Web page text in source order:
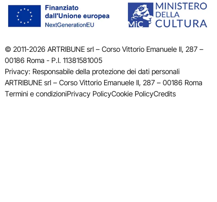
© 2011-2026 ARTRIBUNE srl – Corso Vittorio Emanuele II, 287 –
00186 Roma - P.I. 11381581005
Privacy: Responsabile della protezione dei dati personali
ARTRIBUNE srl – Corso Vittorio Emanuele II, 287 – 00186 Roma
Termini e condizioniPrivacy PolicyCookie PolicyCredits